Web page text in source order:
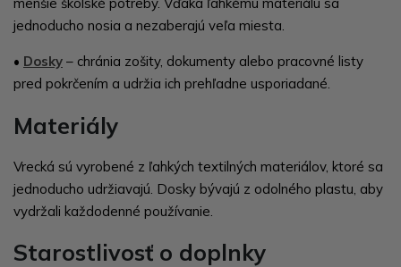
jednoducho nosia a nezaberajú veľa miesta.
• Dosky – chránia zošity, dokumenty alebo pracovné listy
pred pokrčením a udržia ich prehľadne usporiadané.
Materiály
Vrecká sú vyrobené z ľahkých textilných materiálov, ktoré sa
jednoducho udržiavajú. Dosky bývajú z odolného plastu, aby
vydržali každodenné používanie.
Starostlivosť o doplnky